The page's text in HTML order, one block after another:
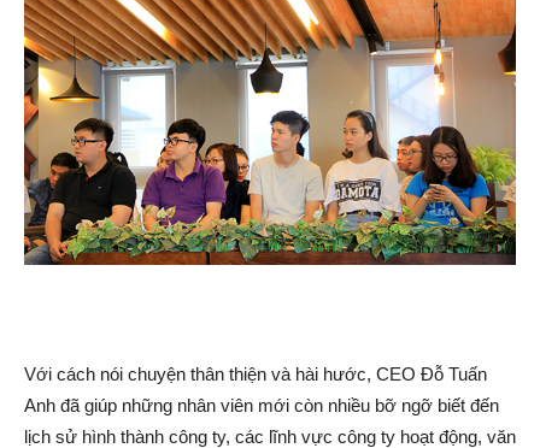
Với cách nói chuyện thân thiện và hài hước, CEO Đỗ Tuấn
Anh đã giúp những nhân viên mới còn nhiều bỡ ngỡ biết đến
lịch sử hình thành công ty, các lĩnh vực công ty hoạt động, văn